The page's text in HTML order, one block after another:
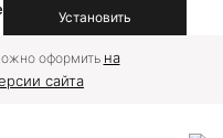
Установить
оформить на
сайта